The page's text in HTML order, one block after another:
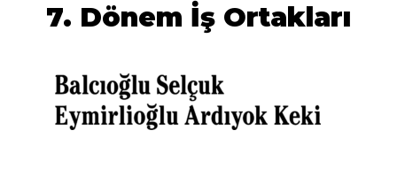
7. Dönem İş Ortakları